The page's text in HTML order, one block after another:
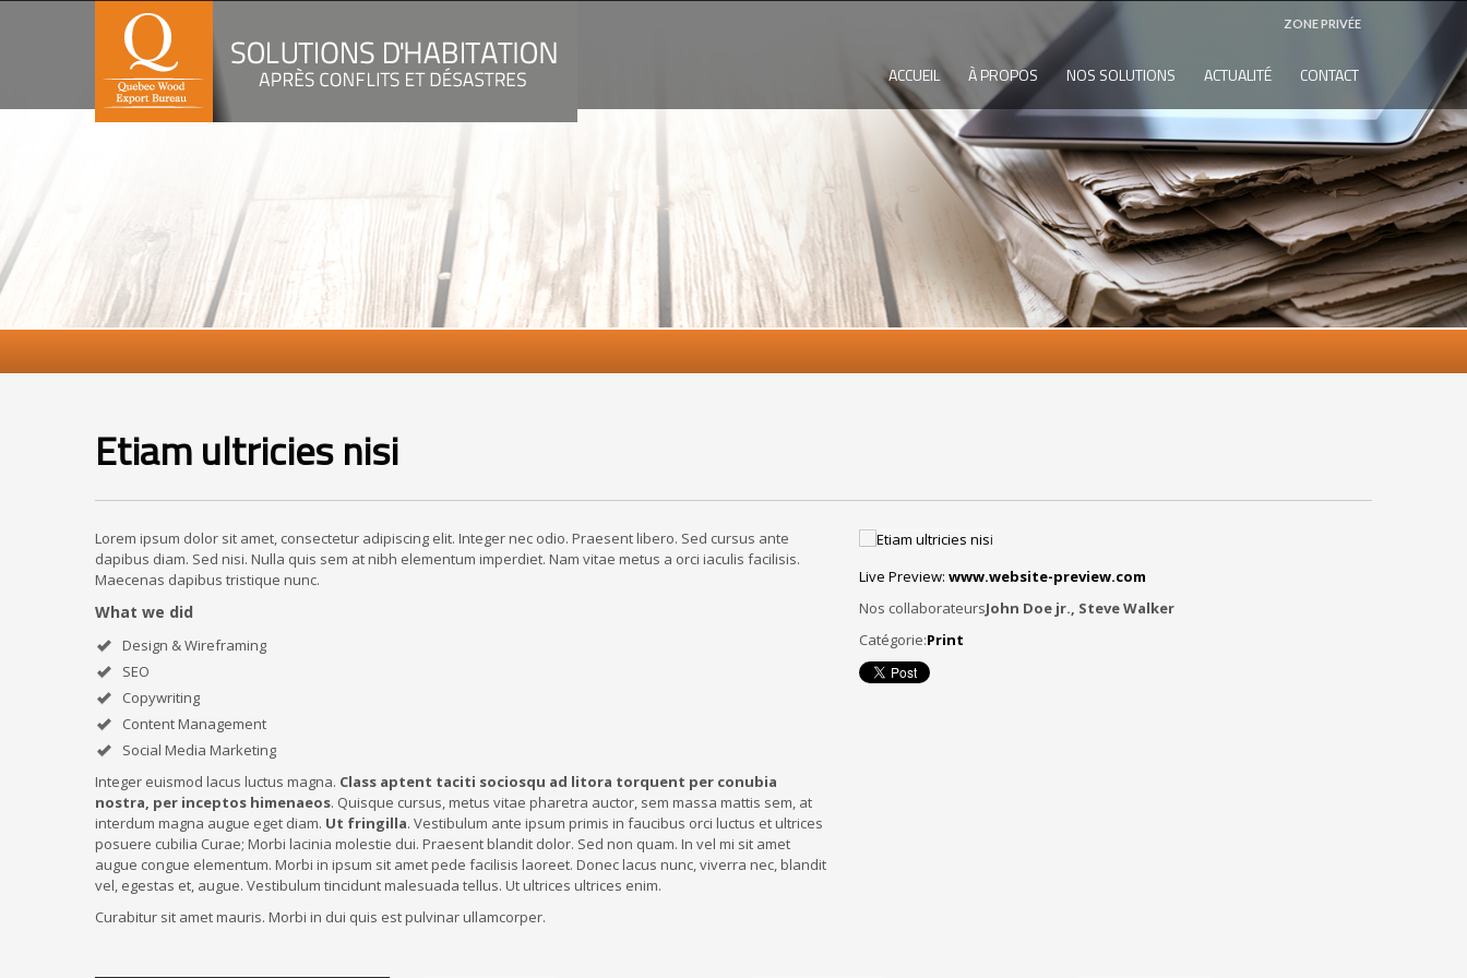
Captcha
ZONE PRIVÉE
ACCUEIL À PROPOS NOS SOLUTIONS ACTUALITÉ CONTACT
Etiam ultricies nisi
Lorem ipsum dolor sit amet, consectetur adipiscing elit. Integer nec odio. Praesent libero. Sed cursus ante
dapibus diam. Sed nisi. Nulla quis sem at nibh elementum imperdiet. Nam vitae metus a orci iaculis facilisis.
Maecenas dapibus tristique nunc.
What we did
Design & Wireframing
SEO
Copywriting
Content Management
Social Media Marketing
Integer euismod lacus luctus magna. Class aptent taciti sociosqu ad litora torquent per conubia
nostra, per inceptos himenaeos. Quisque cursus, metus vitae pharetra auctor, sem massa mattis sem, at
interdum magna augue eget diam. Ut fringilla. Vestibulum ante ipsum primis in faucibus orci luctus et ultrices
posuere cubilia Curae; Morbi lacinia molestie dui. Praesent blandit dolor. Sed non quam. In vel mi sit amet
augue congue elementum. Morbi in ipsum sit amet pede facilisis laoreet. Donec lacus nunc, viverra nec, blandit
vel, egestas et, augue. Vestibulum tincidunt malesuada tellus. Ut ultrices ultrices enim.
Curabitur sit amet mauris. Morbi in dui quis est pulvinar ullamcorper.
Live Preview: www.website-preview.com
Nos collaborateursJohn Doe jr., Steve Walker
Catégorie:Print